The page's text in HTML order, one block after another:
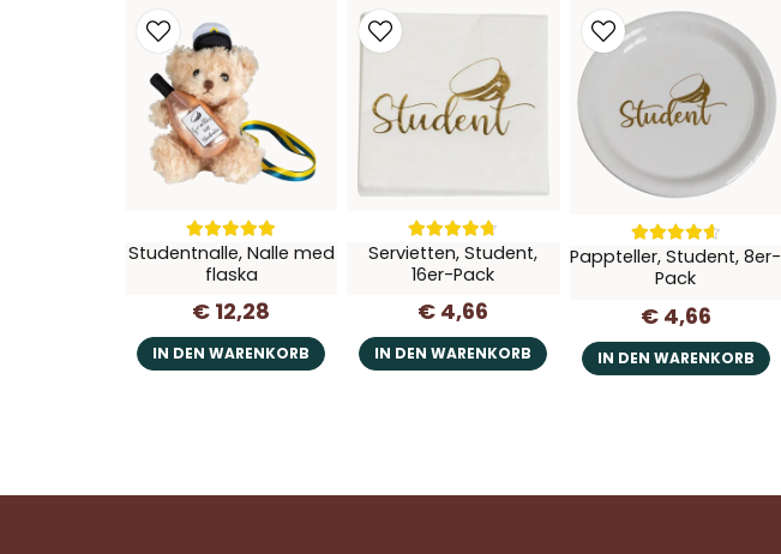
Studentnalle, Nalle med
flaska
€ 12,28
IN DEN WARENKORB
Servietten, Student,
16er-Pack
€ 4,66
IN DEN WARENKORB
Pappteller, Student, 8er-
Pack
€ 4,66
IN DEN WARENKORB